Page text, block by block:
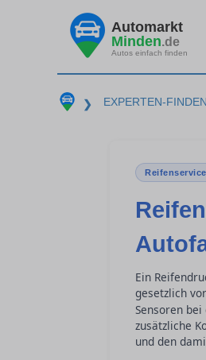
Automarkt
Minden.de
Autos einfach finden
❯ EXPERTEN-FINDEN
Ein
gesetzlich
Sensoren
zusätzliche
und den